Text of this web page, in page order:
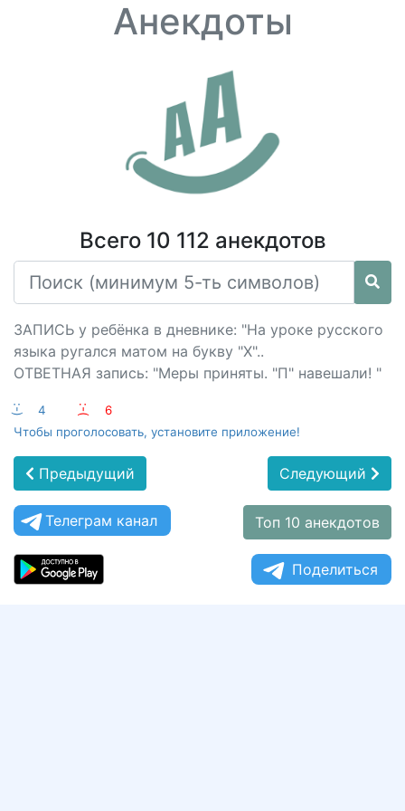
Анекдоты
Всего 10 112 анекдотов
ЗАПИСЬ у ребёнка в дневнике: "На уроке русского
языка ругался матом на букву "Х"..
ОТВЕТНАЯ запись: "Меры приняты. "П" навешали! "
:-) 4 :-(
6
Чтобы проголосовать, установите приложение!
Предыдущий Следующий
Телеграм канал Топ 10 анекдотов
Поделиться